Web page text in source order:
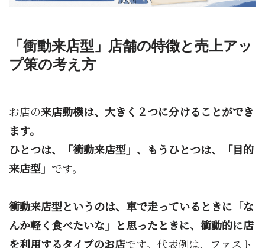
「衝動来店型」店舗の特徴と売上アッ
プ策の考え方
お店の来店動機は、大きく２つに分けることができ
ます。
ひとつは、「衝動来店型」、もうひとつは、「目的
来店型」 です。
衝動来店型というのは、車で走っているときに「な
んか軽く食べたいな」と思ったときに、衝動的に店
を利用するタイプのお店です。代表例は、ファスト